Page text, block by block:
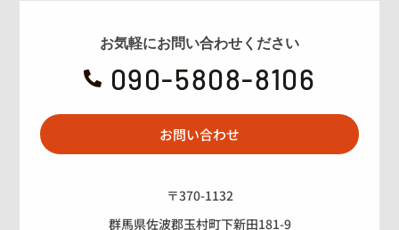
お気軽にお問い合わせください
 090-5808-8106
お問い合わせ
〒370-1132
群馬県佐波郡玉村町下新田181-9